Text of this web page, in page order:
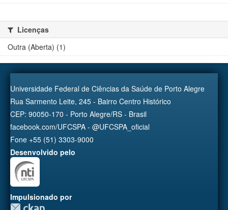
Licenças
Outra (Aberta) (1)
Universidade Federal de Ciências da Saúde de Porto Alegre
Rua Sarmento Leite, 245 - Bairro Centro Histórico
CEP: 90050-170 - Porto Alegre/RS - Brasil
facebook.com/UFCSPA - @UFCSPA_oficial
Fone +55 (51) 3303-9000
Desenvolvido pelo
Impulsionado por